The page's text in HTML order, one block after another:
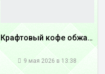
Крафтовый кофе обжареный Танзания
9 мая 2026 в 13:38